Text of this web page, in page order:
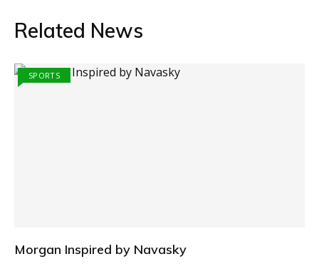
Related News
SPORTS
Morgan Inspired by Navasky